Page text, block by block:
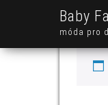
Baby
móda pro